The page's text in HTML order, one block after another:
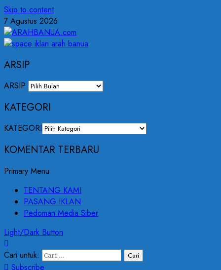
Skip to content
7 Agustus 2026
ARSIP
ARSIP
KATEGORI
KATEGORI
KOMENTAR TERBARU
Primary Menu
TENTANG KAMI
PASANG IKLAN
Pedoman Media Siber
Light/Dark Button
Cari untuk:
Subscribe